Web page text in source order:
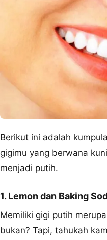
Berikut ini adalah
gigimu yang berwana
menjadi putih.
1. Lemon dan Baking
Memiliki gigi putih
bukan? Tapi, tahukah